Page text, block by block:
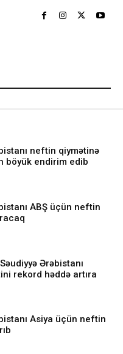
neftin qiymətinə
böyük endirim edib
ABŞ üçün neftin
Ərəbistanı
rekord həddə artıra
Asiya üçün neftin